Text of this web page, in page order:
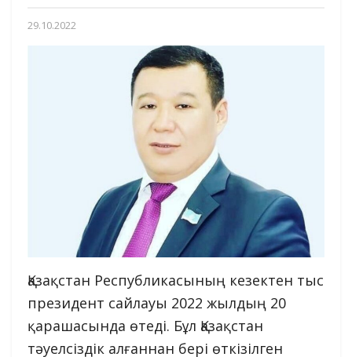
29.10.2022
Қазақстан Республикасының кезектен тыс
президент сайлауы 2022 жылдың 20
қарашасында өтеді. Бұл Қазақстан
тәуелсіздік алғаннан бері өткізілген